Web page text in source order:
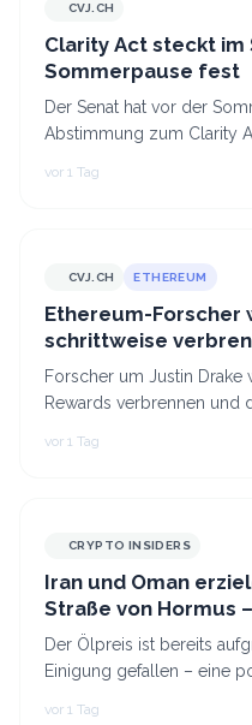
CVJ.CHCVJ.CH
Clarity Act steckt im
Sommerpause fest
Der Senat hat vor der
Abstimmung zum Clarity
Geldwäsche-Fragen
vor 1 Tag
CVJ.CHCVJ.CH ETHEREUM
Ethereum-Forscher
schrittweise
Forscher um Justin Drake
Rewards verbrennen und
vor 1 Tag
CRYPTO INSIDERS
Iran und Oman
Straße von Hormus
sich quer
Der Ölpreis ist bereits
Einigung gefallen – eine
vor 1 Tag